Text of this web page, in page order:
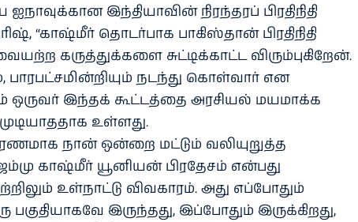
ஐநாவுக்கான இந்தியாவின் நிரந்தரப் பிரதிநிதி
“காஷ்மீர் தொடர்பாக பாகிஸ்தான் பிரதிநிதி
கருத்துக்களை சுட்டிக்காட்ட விரும்புகிறேன்.
பாரபட்சமின்றியும் நடந்து கொள்வார் என
ஒருவர் இந்தக் கூட்டத்தை அரசியல் மயமாக்க
உள்ளது.
நான் ஒன்றை மட்டும் வலியுறுத்த
ஜம்மு காஷ்மீர் யூனியன் பிரதேசம் என்பது
உள்நாட்டு விவகாரம். அது எப்போதும்
பகுதியாகவே இருந்தது, இப்போதும் இருக்கிறது,